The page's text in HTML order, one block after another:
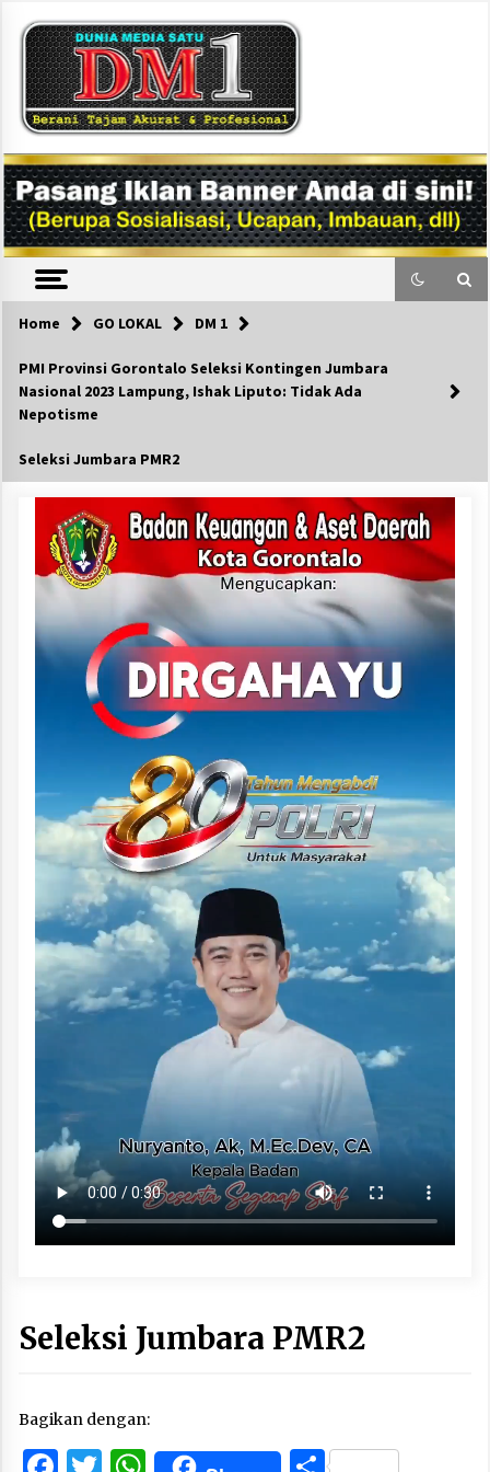
content
DM1
Home GO LOKAL DM 1
PMI Provinsi Gorontalo Seleksi Kontingen Jumbara
Nasional 2023 Lampung, Ishak Liputo: Tidak Ada
Nepotisme
Seleksi Jumbara PMR2
Seleksi Jumbara PMR2
Bagikan dengan: